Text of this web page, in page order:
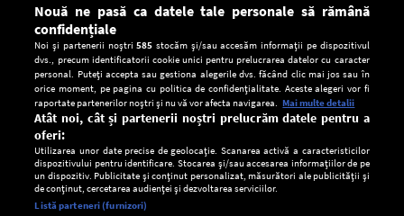
Setări:
Nouă ne pasă ca datele tale personale să rămână
confidențiale
Noi și partenerii noștri585 stocăm și/sau accesăm informații pe dispozitivul
dvs., precum identificatorii cookie unici pentru prelucrarea datelor cu caracter
personal. Puteți accepta sau gestiona alegerile dvs. făcând clic mai jos sau în
orice moment, pe pagina cu politica de confidențialitate. Aceste alegeri vor fi
raportate partenerilor noștri și nu vă vor afecta navigarea. Mai multe detalii
Atât noi, cât și partenerii noștri prelucrăm datele pentru a
oferi:
Utilizarea unor date precise de geolocație. Scanarea activă a caracteristicilor
dispozitivului pentru identificare. Stocarea și/sau accesarea informațiilor de pe
un dispozitiv. Publicitate și conținut personalizat, măsurători ale publicității și
de conținut, cercetarea audienței și dezvoltarea serviciilor.
Listă parteneri (furnizori)